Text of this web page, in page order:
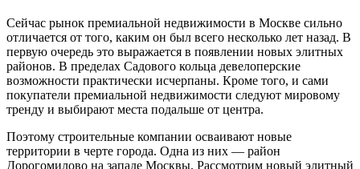
Сейчас рынок премиальной недвижимости в Москве сильно
отличается от того, каким он был всего несколько лет назад. В
первую очередь это выражается в появлении новых элитных
районов. В пределах Садового кольца девелоперские
возможности практически исчерпаны. Кроме того, и сами
покупатели премиальной недвижимости следуют мировому
тренду и выбирают места подальше от центра.
Поэтому строительные компании осваивают новые
территории в черте города. Одна из них — район
Дорогомилово на западе Москвы. Рассмотрим новый элитный